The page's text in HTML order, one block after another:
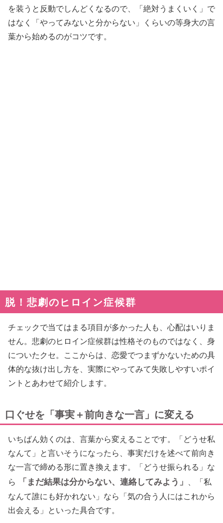
を装うと反動でしんどくなるので、「絶対うまくいく」で
はなく「やってみないと分からない」くらいの等身大の言
葉から始めるのがコツです。
脱！悲劇のヒロイン症候群
チェックで当てはまる項目が多かった人も、心配はいりま
せん。悲劇のヒロイン症候群は性格そのものではなく、身
についたクセ。ここからは、恋愛でつまずかないための具
体的な抜け出し方を、実際にやってみて失敗しやすいポイ
ントとあわせて紹介します。
口ぐせを「事実＋前向きな一言」に変える
いちばん効くのは、言葉から変えることです。「どうせ私
なんて」と言いそうになったら、事実だけを述べて前向き
な一言で締める形に置き換えます。「どうせ振られる」な
ら
「まだ結果は分からない、連絡してみよう」
、「私
なんて誰にも好かれない」なら「気の合う人にはこれから
出会える」といった具合です。